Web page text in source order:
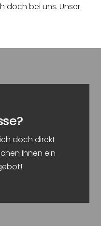
doch bei uns. Unser
doch direkt
Ihnen ein